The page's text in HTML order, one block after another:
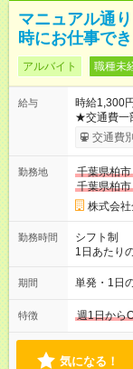
マニュアル通
時にお仕事で
アルバイト 職種未
給与
時給1,300
★交通費一部支給 時給1,300円～ ※試験
勤務回数
希望され
河合塾模擬
＝日収
合あり ・
割手当＋100
用期間なし
交通費
勤務地
千葉県柏市
千葉県柏市
株式会
勤務時間
シフト制
1日あたり
間は 試験
期間 単発・1日
特徴 週1日から
気になる！